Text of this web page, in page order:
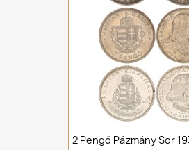
2 Pengő Pázmány Sor